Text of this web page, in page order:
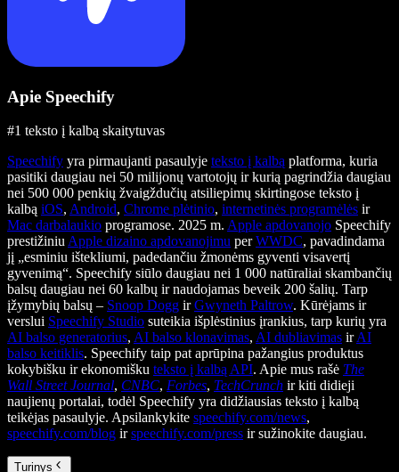
Apie Speechify
#1 teksto į kalbą skaitytuvas
Speechify yra pirmaujanti pasaulyje teksto į kalbą platforma, kuria
pasitiki daugiau nei 50 milijonų vartotojų ir kurią pagrindžia daugiau
nei 500 000 penkių žvaigždučių atsiliepimų skirtingose teksto į
kalbą iOS, Android, Chrome plėtinio, internetinės programėlės ir
Mac darbalaukio programose. 2025 m. Apple apdovanojo Speechify
prestižiniu Apple dizaino apdovanojimu perWWDC, pavadindama
jį „esminiu ištekliumi, padedančiu žmonėms gyventi visavertį
gyvenimą“. Speechify siūlo daugiau nei 1 000 natūraliai skambančių
balsų daugiau nei 60 kalbų ir naudojamas beveik 200 šalių. Tarp
įžymybių balsų – Snoop Dogg irGwyneth Paltrow. Kūrėjams ir
verslui Speechify Studio suteikia išplėstinius įrankius, tarp kurių yra
AI balso generatorius, AI balso klonavimas, AI dubliavimas irAI
balso keitiklis. Speechify taip pat aprūpina pažangius produktus
kokybišku ir ekonomišku teksto į kalbą API. Apie mus rašė The
Wall Street Journal, CNBC, Forbes, TechCrunch ir kiti didieji
naujienų portalai, todėl Speechify yra didžiausias teksto į kalbą
teikėjas pasaulyje. Apsilankykite speechify.com/news,
speechify.com/blog irspeechify.com/press ir sužinokite daugiau.
Turinys